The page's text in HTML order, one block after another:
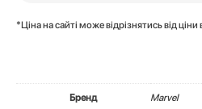
*Ціна на сайті може відрізнятись від ціни
Бренд Marvel